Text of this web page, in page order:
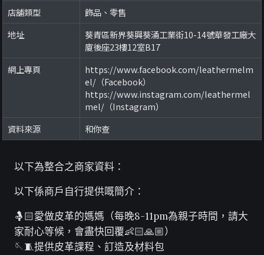
店舖類型
飾品、零售
地址
葵青區新界葵興葵涌工業街10-14號華發工廠大
廈後座23樓12室B17
網上專頁
https://www.facebook.com/leathermelm
el/（Facebook）
https://www.instagram.com/leathermel
mel/（Instagram）
資料來源
和你查
以下為整合之商家資料：
以下係商戶自行提供嘅簡介：
🤱🏻愛做皮革的媽媽（每晚8-11pm為親子時間，請大
家耐心等候，會盡快回覆👶🏻🙏🏼）
🪡🧵提供皮革課程、訂造及材料包